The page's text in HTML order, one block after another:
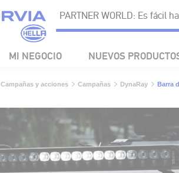
PARTNER WORLD: Es fácil
MI NEGOCIO NUEVOS
Campañas y acciones Campañas DynaRay Barra